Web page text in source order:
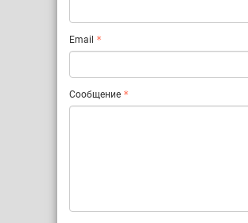
Email
Сообщение